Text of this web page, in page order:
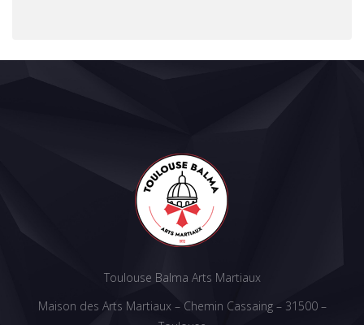
Toulouse Balma Arts Martiaux
Maison des Arts Martiaux – Chemin Cassaing – 31500 –